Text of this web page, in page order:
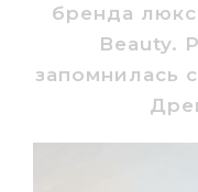
бренда
Beauty.
запомнилась